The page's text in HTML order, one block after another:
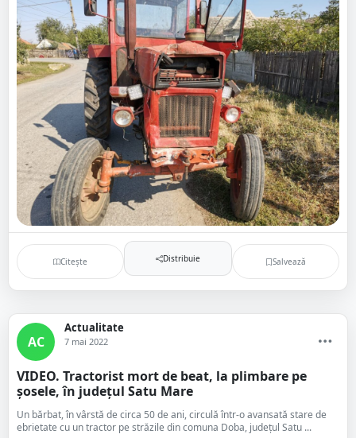
Citește Distribuie Salvează
AC
Actualitate
7 mai 2022
VIDEO. Tractorist mort de beat, la plimbare pe
șosele, în județul Satu Mare
Un bărbat, în vârstă de circa 50 de ani, circulă într-o avansată stare de
ebrietate cu un tractor pe străzile din comuna Doba, județul Satu ...